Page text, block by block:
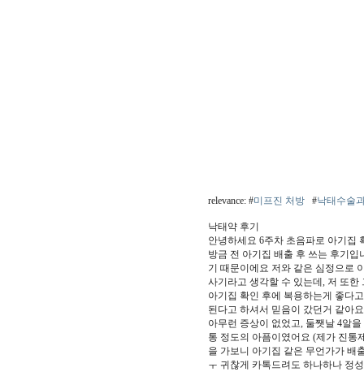
relevance: #미프진 처방 #낙태수술
낙태약 후기
안녕하세요 6주차 초음파로 아기집
방금 전 아기집 배출 후 쓰는 후기
기 때문이에요 저와 같은 심정으로
사기라고 생각할 수 있는데, 저 또
아기집 확인 후에 복용하는게 좋다
된다고 하셔서 믿음이 갔던거 같아
아무런 증상이 없었고, 둘쨋날 4알
통 정도의 아픔이였어요 (제가 진통
을 가보니 아기집 같은 무언가가 배
ㅜ 귀찮게 카톡드려도 하나하나 정